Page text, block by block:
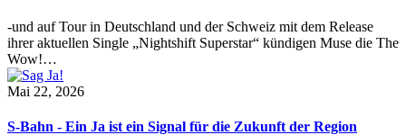
-und auf Tour in Deutschland und der Schweiz mit dem Release
ihrer aktuellen Single „Nightshift Superstar“ kündigen Muse die The
Wow!…
Mai 22, 2026
S-Bahn - Ein Ja ist ein Signal für die Zukunft der Region